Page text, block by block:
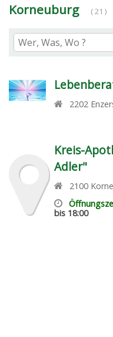
Korneuburg
( 21 )
2202
Kreis-
Adler"
2100
bis 18:00